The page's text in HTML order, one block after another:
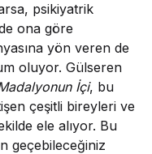
psikiyatrik
ona göre
yön veren de
oluyor. Gülseren
İçi, bu
çeşitli bireyleri ve
ele alıyor. Bu
geçebileceğiniz